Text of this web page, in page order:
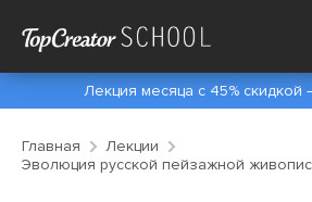
Лекция месяца с 45% скидкой
Главная
Лекции
Эволюция русской пейзажной